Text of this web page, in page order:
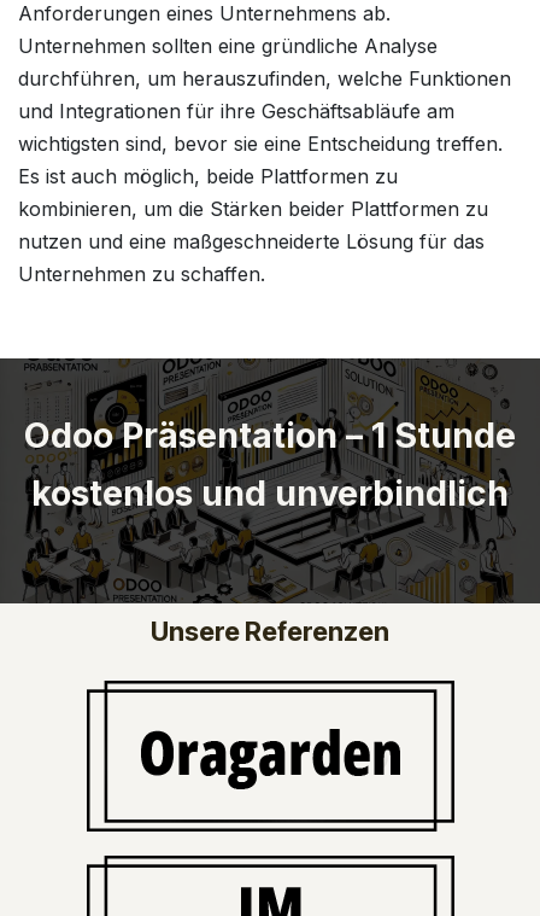
Anforderungen eines Unternehmens ab.
Unternehmen sollten eine gründliche Analyse
durchführen, um herauszufinden, welche Funktionen
und Integrationen für ihre Geschäftsabläufe am
wichtigsten sind, bevor sie eine Entscheidung treffen.
Es ist auch möglich, beide Plattformen zu
kombinieren, um die Stärken beider Plattformen zu
nutzen und eine maßgeschneiderte Lösung für das
Unternehmen zu schaffen.
Odoo Präsentation – 1 Stunde
kostenlos und unverbindlich
Unsere Referenzen